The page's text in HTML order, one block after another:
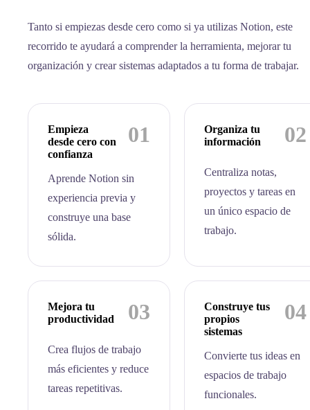
Tanto si empiezas desde cero como si ya utilizas Notion, este
recorrido te ayudará a comprender la herramienta, mejorar tu
organización y crear sistemas adaptados a tu forma de trabajar.
01
Empieza
desde cero con
confianza
Aprende Notion sin
experiencia previa y
construye una base
sólida.
02
Organiza tu
información
Centraliza notas,
proyectos y tareas en
un único espacio de
trabajo.
03
Mejora tu
productividad
Crea flujos de trabajo
más eficientes y reduce
tareas repetitivas.
04
Construye tus
propios
sistemas
Convierte tus ideas en
espacios de trabajo
funcionales.